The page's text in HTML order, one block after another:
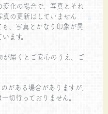
化の場合で、写真とそれ
の更新はしていません
、写真とかなり印象が異
ます。
届くとご安心のうえ、ご
がある場合がありますが、
切行っておりません。